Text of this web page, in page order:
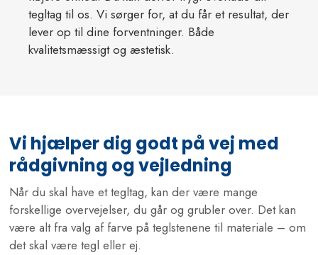
tegltag til os. Vi sørger for, at du får et resultat, der
lever op til dine forventninger. Både
kvalitetsmæssigt og æstetisk.
Vi hjælper dig godt på vej med
rådgivning og vejledning
Når du skal have et tegltag, kan der være mange
forskellige overvejelser, du går og grubler over. Det kan
være alt fra valg af farve på teglstenene til materiale – om
det skal være tegl eller ej.